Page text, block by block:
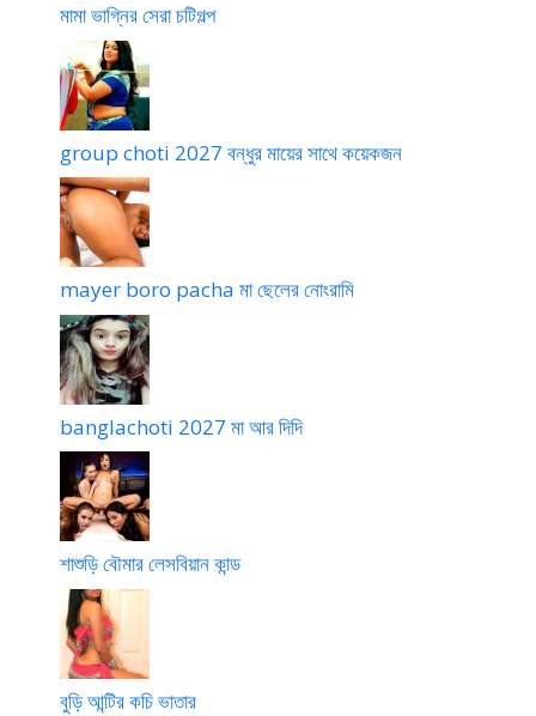
মামা ভাগ্নির সেরা চটিগল্প
group choti 2027 বন্ধুর মায়ের সাথে কয়েকজন
mayer boro pacha মা ছেলের নোংরামি
banglachoti 2027 মা আর দিদি
শাশুড়ি বৌমার লেসবিয়ান কান্ড
বুড়ি আন্টির কচি ভাতার